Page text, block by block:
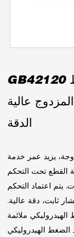
GB42120 آلة النشر ذات الشريط
عالية
الدقة
يزيد عمر خدمة
القطع تحت التحكم
يتم اعتماد التحكم
ثابت، دقة عالية.
ملائمة
الضغط الهيدروليكي